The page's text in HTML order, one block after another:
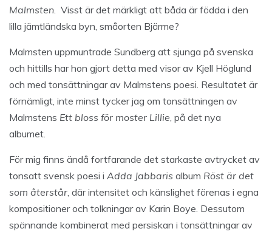
Malmsten . Visst är det märkligt att båda är födda i den
lilla jämtländska byn, småorten Bjärme?
Malmsten uppmuntrade Sundberg att sjunga på svenska
och hittills har hon gjort detta med visor av Kjell Höglund
och med tonsättningar av Malmstens poesi. Resultatet är
förnämligt, inte minst tycker jag om tonsättningen av
Malmstens Ett bloss för moster Lillie , på det nya
albumet.
För mig finns ändå fortfarande det starkaste avtrycket av
tonsatt svensk poesi i Adda Jabbaris album Röst är det
som återstår , där intensitet och känslighet förenas i egna
kompositioner och tolkningar av Karin Boye. Dessutom
spännande kombinerat med persiskan i tonsättningar av